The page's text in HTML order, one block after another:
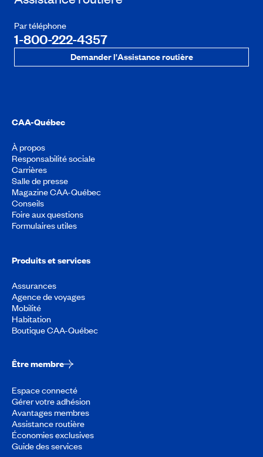
Par téléphone
1-800-222-4357
Demander l'Assistance routière
CAA-Québec
À propos
Responsabilité sociale
Carrières
Salle de presse
Magazine CAA-Québec
Conseils
Foire aux questions
Formulaires utiles
Produits et services
Assurances
Agence de voyages
Mobilité
Habitation
Boutique CAA-Québec
Être membre
Espace connecté
Gérer votre adhésion
Avantages membres
Assistance routière
Économies exclusives
Guide des services